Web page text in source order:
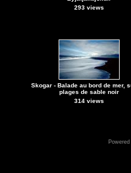
293 views
Skogar - Balade au bord de mer,
plages de sable noir
314 views